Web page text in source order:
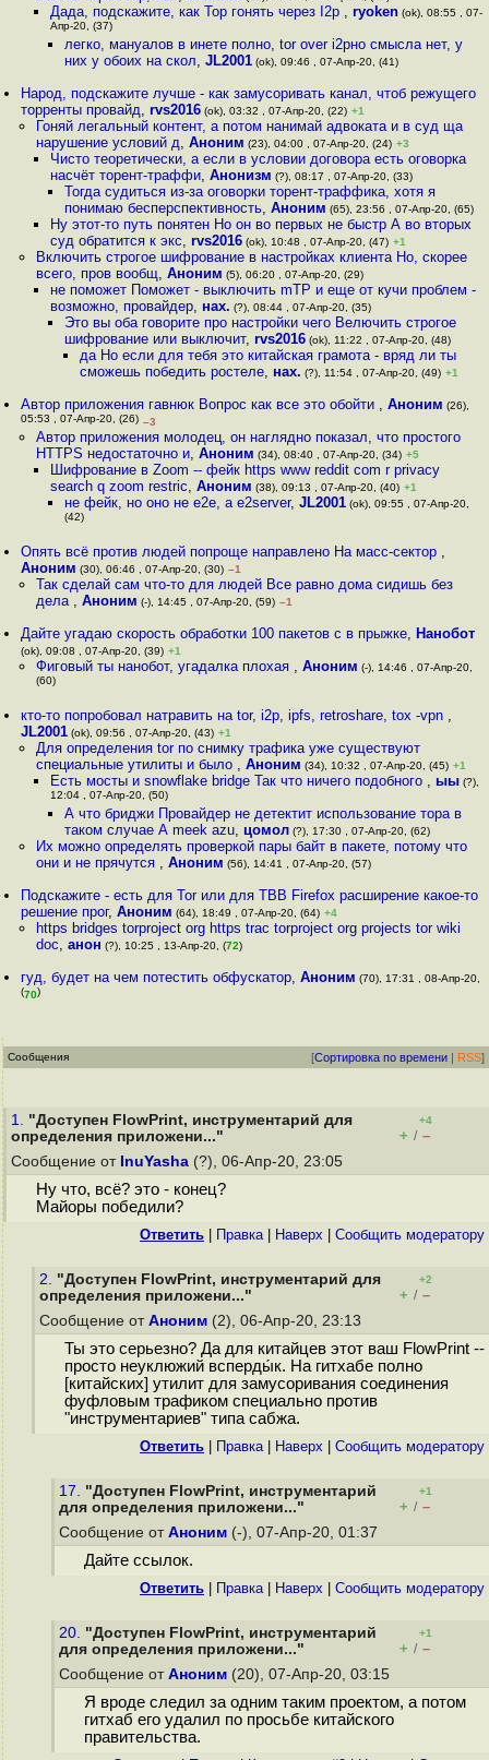
Дада, подскажите, как Тор гонять через I2p , ryoken(ok), 08:55 , 07-
Апр-20, (37)
легко, мануалов в инете полно, tor over i2pно смысла нет, у
них у обоих на скол,JL2001 (ok), 09:46 , 07-Апр-20, (41)
Народ, подскажите лучше - как замусоривать канал, чтоб режущего
торренты провайд,rvs2016 (ok), 03:32 , 07-Апр-20, (22) +1
Гоняй легальный контент, а потом нанимай адвоката и в суд ща
нарушение условий д, Аноним (23), 04:00 , 07-Апр-20, (24) +3
Чисто теоретически, а если в условии договора есть оговорка
насчёт торент-траффи, Анонизм (?), 08:17 , 07-Апр-20, (33)
Тогда судиться из-за оговорки торент-траффика, хотя я
понимаю бесперспективность,Аноним (65), 23:56 , 07-Апр-20, (65)
Ну этот-то путь понятен Но он во первых не быстр А во вторых
суд обратится к экс, rvs2016(ok), 10:48 , 07-Апр-20, (47) +1
Включить строгое шифрование в настройках клиента Но, скорее
всего, пров вообщ, Аноним (5), 06:20 , 07-Апр-20, (29)
не поможет Поможет - выключить mTP и еще от кучи проблем -
возможно, провайдер, нах. (?), 08:44 , 07-Апр-20, (35)
Это вы оба говорите про настройки чего Велючить строгое
шифрование или выключит,rvs2016 (ok), 11:22 , 07-Апр-20, (48)
да Но если для тебя это китайская грамота - вряд ли ты
сможешь победить ростеле, нах. (?), 11:54 , 07-Апр-20, (49) +1
Автор приложения гавнюк Вопрос как все это обойти ,Аноним (26),
05:53 , 07-Апр-20, (26) –3
Автор приложения молодец, он наглядно показал, что простого
HTTPS недостаточно и, Аноним (34), 08:40 , 07-Апр-20, (34) +5
Шифрование в Zoom -- фейк https www reddit com r privacy
search q zoom restric, Аноним (38), 09:13 , 07-Апр-20, (40) +1
не фейк, но оно не e2e, а e2server,JL2001 (ok), 09:55 , 07-Апр-20,
(42)
Опять всё против людей попроще направлено На масс-сектор ,
Аноним (30), 06:46 , 07-Апр-20, (30) –1
Так сделай сам что-то для людей Все равно дома сидишь без
дела , Аноним (-), 14:45 , 07-Апр-20, (59) –1
Дайте угадаю скорость обработки 100 пакетов с в прыжке, Нанобот
(ok), 09:08 , 07-Апр-20, (39) +1
Фиговый ты нанобот, угадалка плохая , Аноним (-), 14:46 , 07-Апр-20,
(60)
кто-то попробовал натравить на tor, i2p, ipfs, retroshare, tox -vpn ,
JL2001 (ok), 09:56 , 07-Апр-20, (43) +1
Для определения tor по снимку трафика уже существуют
специальные утилиты и было , Аноним (34), 10:32 , 07-Апр-20, (45) +1
Есть мосты и snowflake bridge Так что ничего подобного , ыы(?),
12:04 , 07-Апр-20, (50)
А что бриджи Провайдер не детектит использование тора в
таком случае А meek azu, цомол (?), 17:30 , 07-Апр-20, (62)
Их можно определять проверкой пары байт в пакете, потому что
они и не прячутся , Аноним (56), 14:41 , 07-Апр-20, (57)
Подскажите - есть для Tor или для TBB Firefox расширение какое-то
решение прог,Аноним (64), 18:49 , 07-Апр-20, (64) +4
https bridges torproject org https trac torproject org projects tor wiki
doc, анон (?), 10:25 , 13-Апр-20, (72)
гуд, будет на чем потестить обфускатор,Аноним (70), 17:31 , 08-Апр-20,
(70)
Сообщения [Сортировка по времени | RSS]
1. "Доступен FlowPrint, инструментарий для
определения приложени..."
+4
+ / –
Сообщение от InuYasha (?), 06-Апр-20, 23:05
Ну что, всё? это - конец?
Майоры победили?
Ответить Правка| Наверх Cообщить модератору
2. "Доступен FlowPrint, инструментарий для
определения приложени..."
+2
+ / –
Сообщение от Аноним (2), 06-Апр-20, 23:13
Ты это серьезно? Да для китайцев этот ваш FlowPrint --
просто неуклюжий всперды́к. На гитхабе полно
[китайских] утилит для замусоривания соединения
фуфловым трафиком специально против
"инструментариев" типа сабжа.
Ответить Правка| Наверх Cообщить модератору
17. "Доступен FlowPrint, инструментарий
для определения приложени..."
+1
+ / –
Сообщение от Аноним (-), 07-Апр-20, 01:37
Дайте ссылок.
Ответить Правка| Наверх Cообщить модератору
20. "Доступен FlowPrint, инструментарий
для определения приложени..."
+1
+ / –
Сообщение от Аноним (20), 07-Апр-20, 03:15
Я вроде следил за одним таким проектом, а потом
гитхаб его удалил по просьбе китайского
правительства.